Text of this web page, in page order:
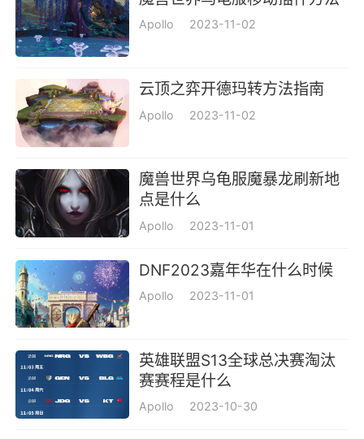
Apollo 2023-11-02
云顶之弈开德玛转方法指南
Apollo 2023-11-02
魔兽世界乌龟服魔暴龙刷新地
点是什么
Apollo 2023-11-01
DNF2023嘉年华在什么时候
Apollo 2023-11-01
英雄联盟S13全球总决赛淘汰
赛赛程是什么
Apollo 2023-10-30